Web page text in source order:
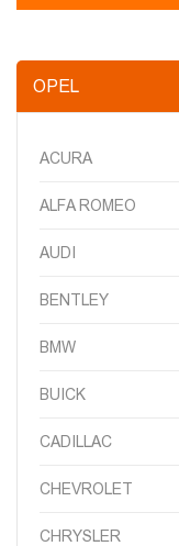
OPEL
ACURA
ALFA ROMEO
AUDI
BENTLEY
BMW
BUICK
CADILLAC
CHEVROLET
CHRYSLER